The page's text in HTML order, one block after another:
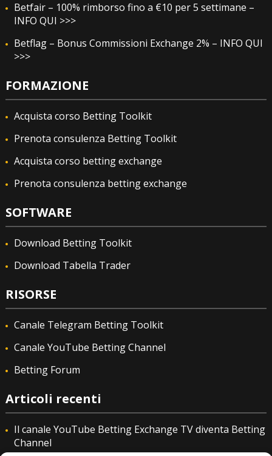
Betfair – 100% rimborso fino a €10 per 5 settimane –
INFO QUI >>>
Betflag – Bonus Commissioni Exchange 2% – INFO QUI
>>>
FORMAZIONE
Acquista corso Betting Toolkit
Prenota consulenza Betting Toolkit
Acquista corso betting exchange
Prenota consulenza betting exchange
SOFTWARE
Download Betting Toolkit
Download Tabella Trader
RISORSE
Canale Telegram Betting Toolkit
Canale YouTube Betting Channel
Betting Forum
Articoli recenti
Il canale YouTube Betting Exchange TV diventa Betting
Channel